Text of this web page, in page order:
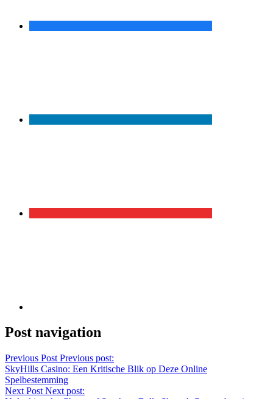
Post navigation
Previous Post Previous post:
SkyHills Casino: Een Kritische Blik op Deze Online
Spelbestemming
Next Post Next post: